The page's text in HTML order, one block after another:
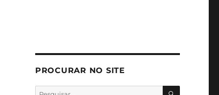
PROCURAR NO SITE
Pesquisar